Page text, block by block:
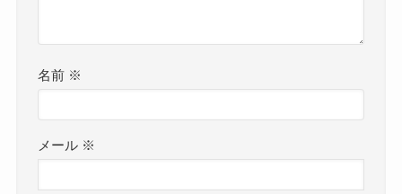
名前 ※
メール ※